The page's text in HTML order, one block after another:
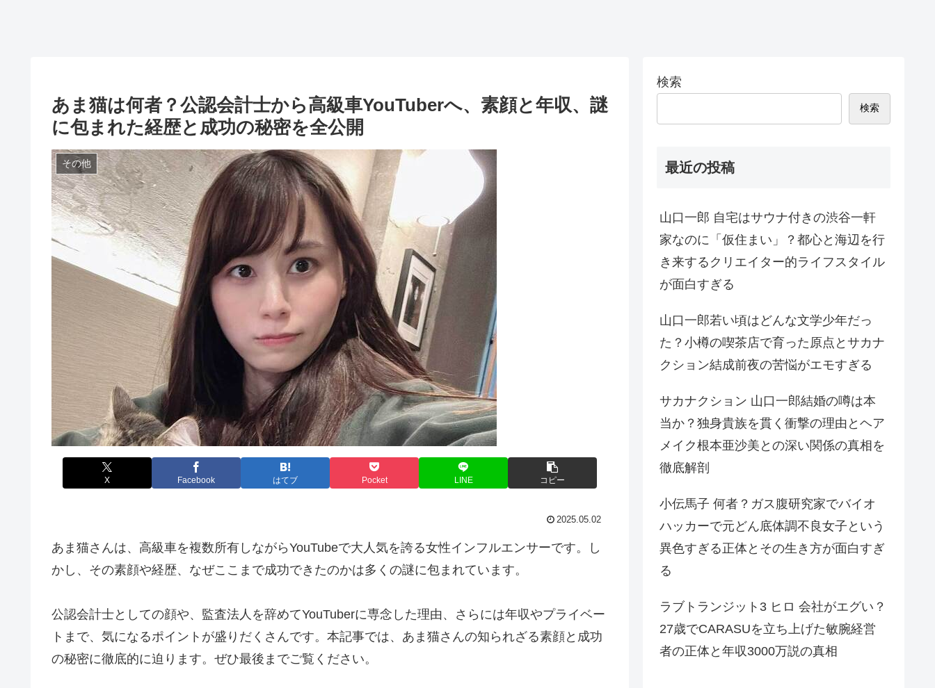
あま猫は何者？公認会計士から高級車YouTuberへ、素顔と年収、謎
に包まれた経歴と成功の秘密を全公開
その他
X Facebook はてブ Pocket LINE コピー
2025.05.02
あま猫さんは、高級車を複数所有しながらYouTubeで大人気を誇る女性インフルエンサーです。し
かし、その素顔や経歴、なぜここまで成功できたのかは多くの謎に包まれています。
公認会計士としての顔や、監査法人を辞めてYouTuberに専念した理由、さらには年収やプライベー
トまで、気になるポイントが盛りだくさんです。本記事では、あま猫さんの知られざる素顔と成功
の秘密に徹底的に迫ります。ぜひ最後までご覧ください。
検索
検索
最近の投稿
山口一郎 自宅はサウナ付きの渋谷一軒
家なのに「仮住まい」？都心と海辺を行
き来するクリエイター的ライフスタイル
が面白すぎる
山口一郎若い頃はどんな文学少年だっ
た？小樽の喫茶店で育った原点とサカナ
クション結成前夜の苦悩がエモすぎる
サカナクション 山口一郎結婚の噂は本
当か？独身貴族を貫く衝撃の理由とヘア
メイク根本亜沙美との深い関係の真相を
徹底解剖
小伝馬子 何者？ガス腹研究家でバイオ
ハッカーで元どん底体調不良女子という
異色すぎる正体とその生き方が面白すぎ
る
ラブトランジット3 ヒロ 会社がエグい？
27歳でCARASUを立ち上げた敏腕経営
者の正体と年収3000万説の真相